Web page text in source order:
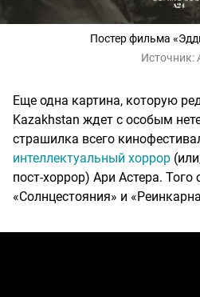
Постер фильма
Источник:
Еще одна картина, которую
Kazakhstan ждет с особым
страшилка всего
интеллектуальный хоррор
пост-хоррор) Ари Астера. Того
«Солнцестояния» и